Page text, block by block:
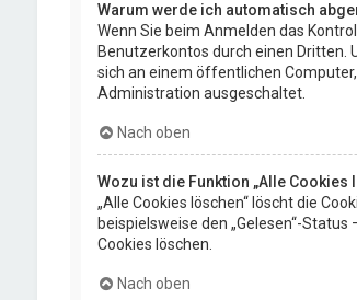
Warum werde ich automatisch
Wenn Sie beim Anmelden das
Benutzerkontos durch einen Dritten.
sich an einem öffentlichen
Administration ausgeschaltet.
Nach oben
Wozu ist die Funktion „Alle Cookies
„Alle Cookies löschen“ löscht die
beispielsweise den „Gelesen“-
Cookies löschen.
Nach oben